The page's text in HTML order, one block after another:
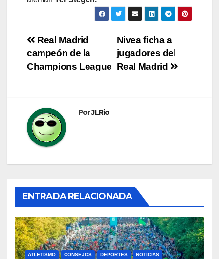
Navegación
de
Nivea ficha a
jugadores del
Real Madrid
Real Madrid
campeón de la
Champions League
PorJLRio
ENTRADA RELACIONADA
ATLETISMO CONSEJOS DEPORTES NOTICIAS